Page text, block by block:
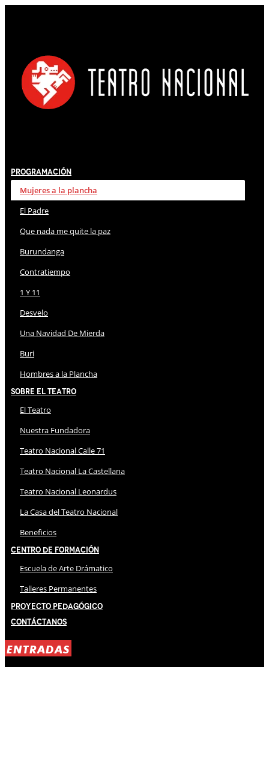
Programación
Mujeres a la plancha
El Padre
Que nada me quite la paz
Burundanga
Contratiempo
1 Y 11
Desvelo
Una Navidad De Mierda
Buri
Hombres a la Plancha
Sobre El Teatro
El Teatro
Nuestra Fundadora
Teatro Nacional Calle 71
Teatro Nacional La Castellana
Teatro Nacional Leonardus
La Casa del Teatro Nacional
Beneficios
Centro de Formación
Escuela de Arte Drámatico
Talleres Permanentes
Proyecto Pedagógico
Contáctanos
ENTRADAS